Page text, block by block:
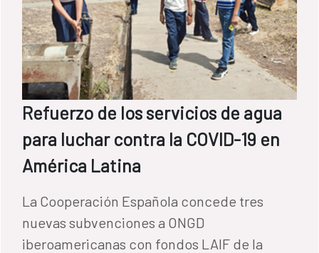
Refuerzo de los servicios de agua
para luchar contra la COVID-19 en
América Latina
La Cooperación Española concede tres
nuevas subvenciones a ONGD
iberoamericanas con fondos LAIF de la